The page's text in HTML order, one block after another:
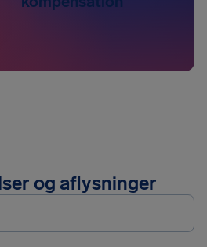
og aflysninger